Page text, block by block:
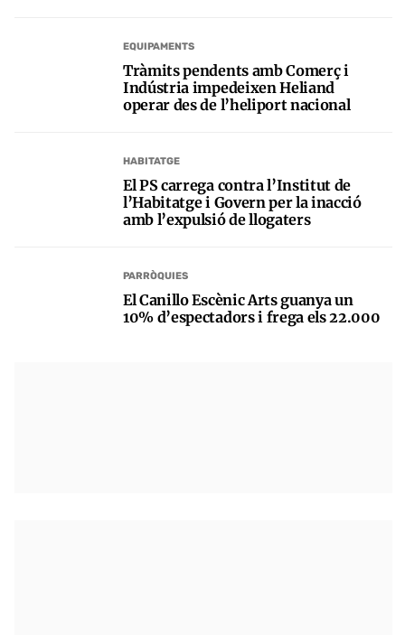
EQUIPAMENTS
Tràmits pendents amb Comerç i
Indústria impedeixen Heliand
operar des de l’heliport nacional
HABITATGE
El PS carrega contra l’Institut de
l’Habitatge i Govern per la inacció
amb l’expulsió de llogaters
PARRÒQUIES
El Canillo Escènic Arts guanya un
10% d’espectadors i frega els 22.000